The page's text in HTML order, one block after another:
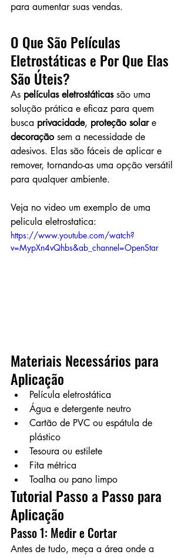
para aumentar suas vendas.
O Que São Películas
Eletrostáticas e Por Que Elas
São Úteis?
As películas eletrostáticas são uma
solução prática e eficaz para quem
busca privacidade, proteção solar e
decoração sem a necessidade de
adesivos. Elas são fáceis de aplicar e
remover, tornando-as uma opção versátil
para qualquer ambiente.
Veja no video um exemplo de uma
pelicula eletrostatica:
https://www.youtube.com/watch?
v=MypXn4vQhbs&ab_channel=OpenStar
Materiais Necessários para
Aplicação
Película eletrostática
Água e detergente neutro
Cartão de PVC ou espátula de
plástico
Tesoura ou estilete
Fita métrica
Toalha ou pano limpo
Tutorial Passo a Passo para
Aplicação
Passo 1: Medir e Cortar
Antes de tudo, meça a área onde a